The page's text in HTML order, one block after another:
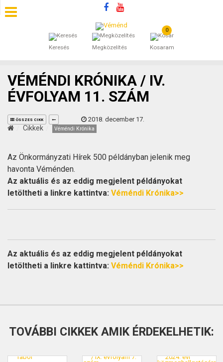
Keresés Megközelítés
0
Kosaram
SZÁLLÁSOK
ÁLTALÁNOS SZERZŐDÉSI FELTÉTELEK
KINCSES BARANYA VÉMÉND
VÉMÉNDI KRÓNIKA / IV.
ÉVFOLYAM 11. SZÁM
ÖSSZES CIKK 2018. december 17.
Cikkek Véméndi Krónika
Az Önkormányzati Hírek 500 példányban jelenik meg
havonta Véménden.
Az aktuális és az eddig megjelent példányokat
letöltheti a linkre kattintva: Véméndi Krónika>>
Az aktuális és az eddig megjelent példányokat
letöltheti a linkre kattintva: Véméndi Krónika>>
TOVÁBBI CIKKEK AMIK ÉRDEKELHETIK: